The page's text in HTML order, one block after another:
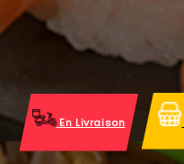
LA CARTE
VOS AVIS
MENTIONS LÉGALES
En Livraison